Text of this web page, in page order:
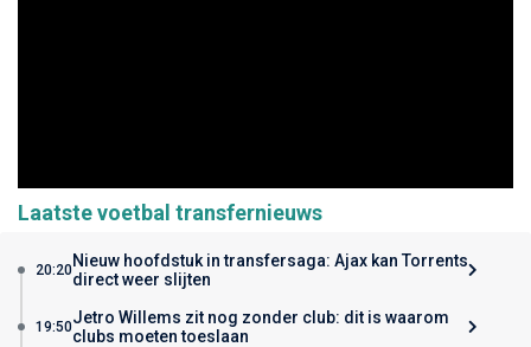
Laatste voetbal transfernieuws
20:20Nieuw hoofdstuk in transfersaga: Ajax kan Torrents
direct weer slijten
19:50Jetro Willems zit nog zonder club: dit is waarom
clubs moeten toeslaan